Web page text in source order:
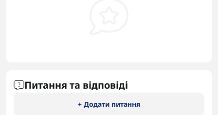
Питання та відповіді
+ Додати питання